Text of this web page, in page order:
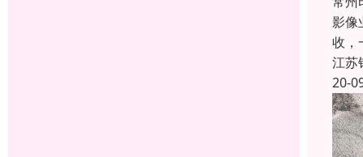
影像
收，
江苏
20-